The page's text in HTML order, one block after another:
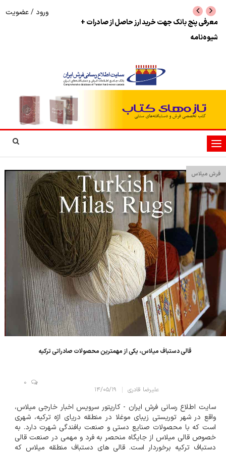
نرخ بازگشت ارز حاصل از صادرات + تکمیلی
ورود /عضویت
تغییر
وضعیت
ناوبری
فرش میلاس
قالی دستباف میلاس، یکی از مهمترین محصولات صادراتی ترکیه
علیرضا قادری ۱۴/۰۵/۱۹
0
سایت اطلاع رسانی فرش ایران - کارپتور سرویس اخبار خارجی میلاس،
واقع در شهر توریستی زیبای موغلا در منطقه دریای اژه ترکیه، شهری
است که با محصولات صنایع دستی و صنعت بافندگی شهرت دارد. به
خصوص قالی میلاس از جایگاه منحصر به فرد و مهمی در صنعت قالی
دستباف ترکیه برخوردار است. قالی های دستباف منطقه میلاس که